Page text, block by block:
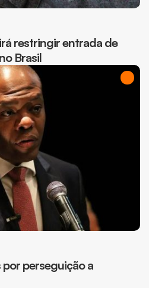
restringir entrada de
Brasil
perseguição a